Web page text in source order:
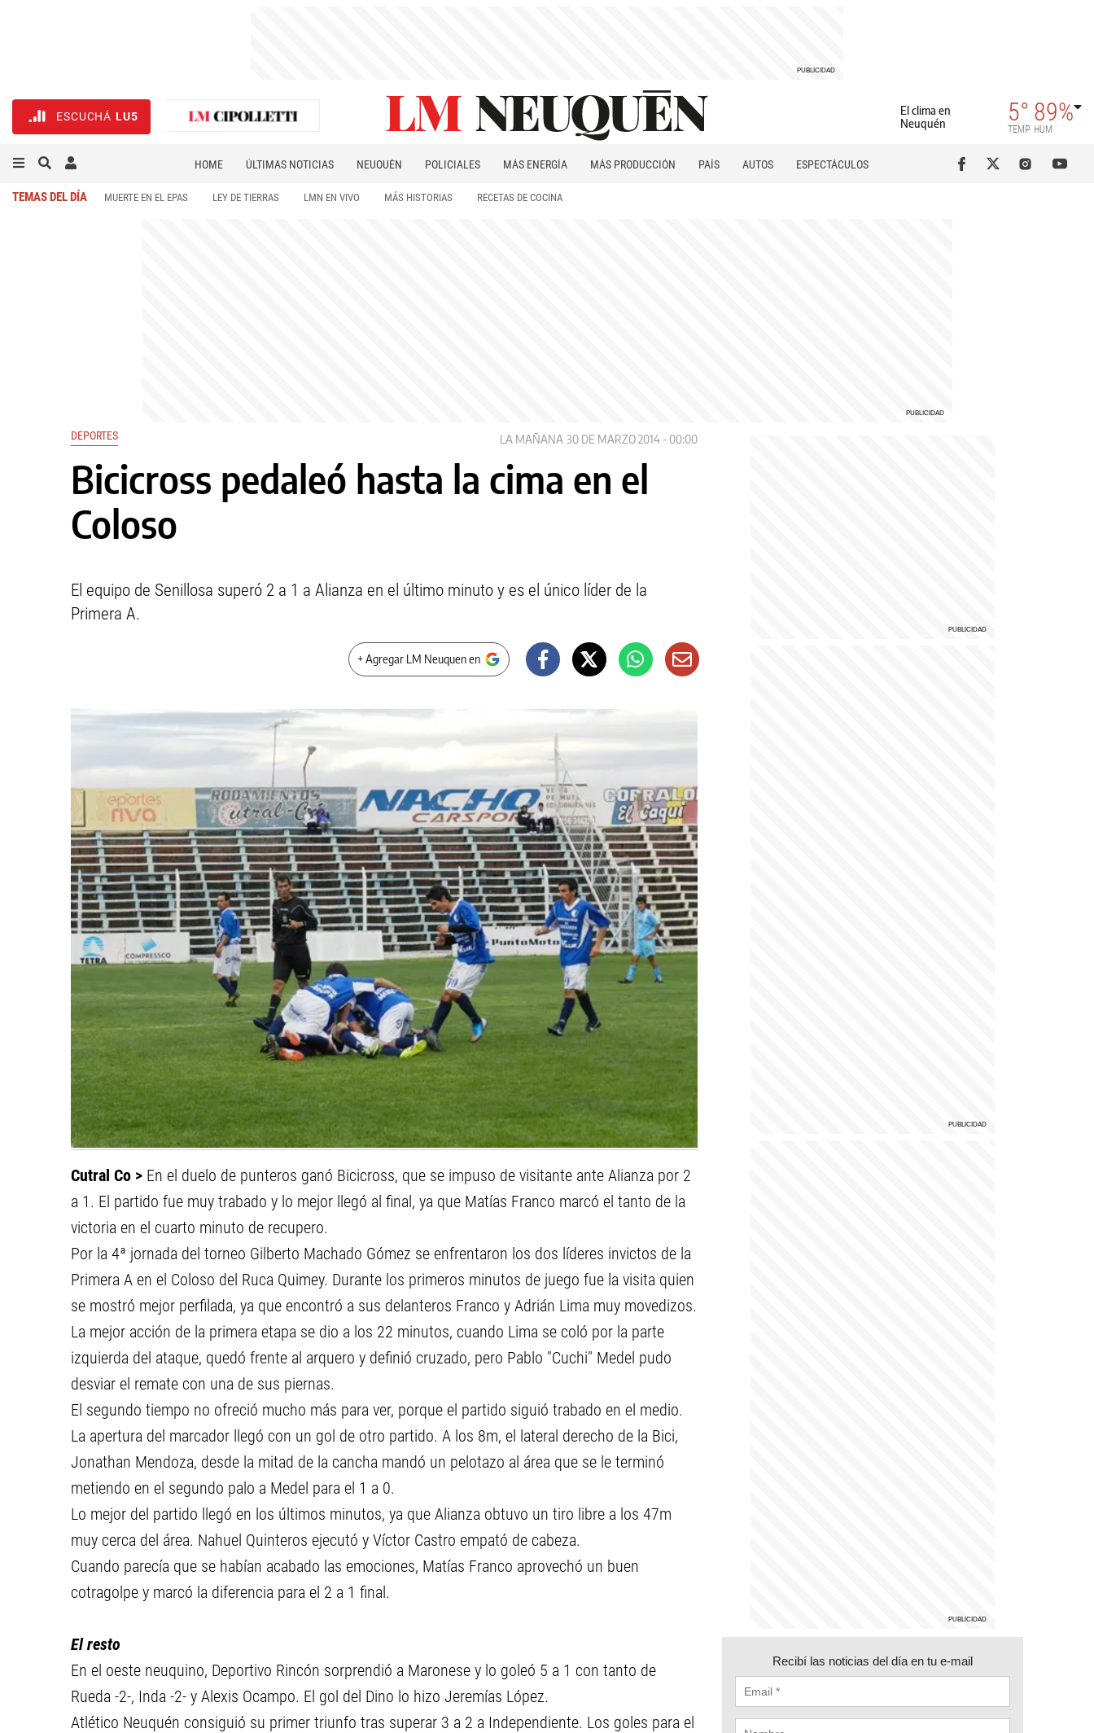
ESCUCHÁ LU5
El clima en
Neuquén
5°
TEMP
89%
HUM
HOME ÚLTIMAS NOTICIAS NEUQUÉN POLICIALES MÁS ENERGÍA MÁS PRODUCCIÓN PAÍS AUTOS
ESPECTÁCULOS
TEMAS DEL DÍA MUERTE EN EL EPAS LEY DE TIERRAS LMN EN VIVO MÁS HISTORIAS RECETAS DE COCINA
DEPORTES LA MAÑANA 30 DE MARZO 2014 - 00:00
Bicicross pedaleó hasta la cima en el
Coloso
El equipo de Senillosa superó 2 a 1 a Alianza en el último minuto y es el único líder de la
Primera A.
+ Agregar LM Neuquen en
Cutral Co > En el duelo de punteros ganó Bicicross, que se impuso de visitante ante Alianza por 2
a 1. El partido fue muy trabado y lo mejor llegó al final, ya que Matías Franco marcó el tanto de la
victoria en el cuarto minuto de recupero.
Por la 4ª jornada del torneo Gilberto Machado Gómez se enfrentaron los dos líderes invictos de la
Primera A en el Coloso del Ruca Quimey. Durante los primeros minutos de juego fue la visita quien
se mostró mejor perfilada, ya que encontró a sus delanteros Franco y Adrián Lima muy movedizos.
La mejor acción de la primera etapa se dio a los 22 minutos, cuando Lima se coló por la parte
izquierda del ataque, quedó frente al arquero y definió cruzado, pero Pablo "Cuchi" Medel pudo
desviar el remate con una de sus piernas.
El segundo tiempo no ofreció mucho más para ver, porque el partido siguió trabado en el medio.
La apertura del marcador llegó con un gol de otro partido. A los 8m, el lateral derecho de la Bici,
Jonathan Mendoza, desde la mitad de la cancha mandó un pelotazo al área que se le terminó
metiendo en el segundo palo a Medel para el 1 a 0.
Lo mejor del partido llegó en los últimos minutos, ya que Alianza obtuvo un tiro libre a los 47m
muy cerca del área. Nahuel Quinteros ejecutó y Víctor Castro empató de cabeza.
Cuando parecía que se habían acabado las emociones, Matías Franco aprovechó un buen
cotragolpe y marcó la diferencia para el 2 a 1 final.
El resto
En el oeste neuquino, Deportivo Rincón sorprendió a Maronese y lo goleó 5 a 1 con tanto de
Rueda -2-, Inda -2- y Alexis Ocampo. El gol del Dino lo hizo Jeremías López.
Atlético Neuquén consiguió su primer triunfo tras superar 3 a 2 a Independiente. Los goles para el
Recibí las noticias del día en tu e-mail